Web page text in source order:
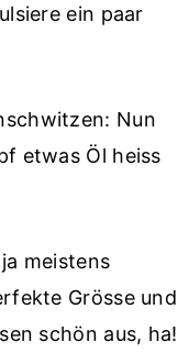
ein paar
Nun
etwas Öl heiss
meistens
Grösse und
schön aus, ha!